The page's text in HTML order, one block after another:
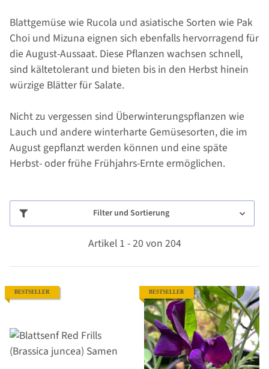
Blattgemüse wie Rucola und asiatische Sorten wie Pak
Choi und Mizuna eignen sich ebenfalls hervorragend für
die August-Aussaat. Diese Pflanzen wachsen schnell,
sind kältetolerant und bieten bis in den Herbst hinein
würzige Blätter für Salate.
Nicht zu vergessen sind Überwinterungspflanzen wie
Lauch und andere winterharte Gemüsesorten, die im
August gepflanzt werden können und eine späte
Herbst- oder frühe Frühjahrs-Ernte ermöglichen.
Filter und Sortierung
Artikel 1 - 20 von 204
BESTSELLER BESTSELLER